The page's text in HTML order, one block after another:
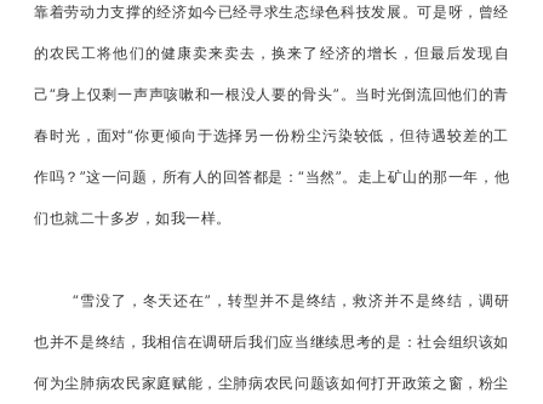
靠着劳动力支撑的经济如今已经寻求生态绿色科技发展。可是呀，曾经
的农民工将他们的健康卖来卖去，换来了经济的增长，但最后发现自
己“身上仅剩一声声咳嗽和一根没人要的骨头”。当时光倒流回他们的青
春时光，面对“你更倾向于选择另一份粉尘污染较低，但待遇较差的工
作吗？”这一问题，所有人的回答都是：“当然”。走上矿山的那一年，他
们也就二十多岁，如我一样。
“雪没了，冬天还在”，转型并不是终结，救济并不是终结，调研
也并不是终结，我相信在调研后我们应当继续思考的是：社会组织该如
何为尘肺病农民家庭赋能，尘肺病农民问题该如何打开政策之窗，粉尘